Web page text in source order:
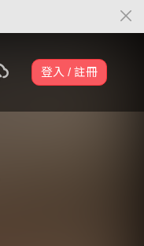
登入 / 註冊